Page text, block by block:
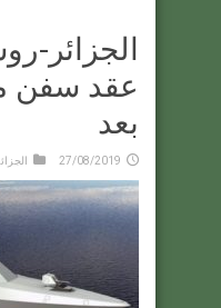
الجزائر-
بعد
27/08/2019